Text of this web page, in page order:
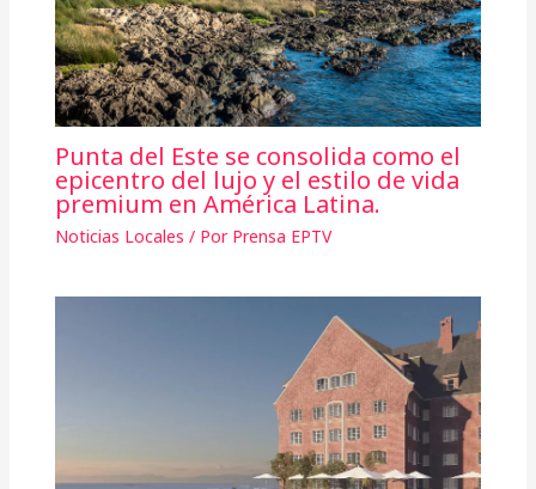
Punta del Este se consolida como el
epicentro del lujo y el estilo de vida
premium en América Latina.
Noticias Locales / Por Prensa EPTV